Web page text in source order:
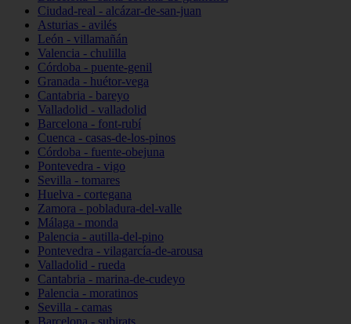
Ciudad-real - alcázar-de-san-juan
Asturias - avilés
León - villamañán
Valencia - chulilla
Córdoba - puente-genil
Granada - huétor-vega
Cantabria - bareyo
Valladolid - valladolid
Barcelona - font-rubí
Cuenca - casas-de-los-pinos
Córdoba - fuente-obejuna
Pontevedra - vigo
Sevilla - tomares
Huelva - cortegana
Zamora - pobladura-del-valle
Málaga - monda
Palencia - autilla-del-pino
Pontevedra - vilagarcía-de-arousa
Valladolid - rueda
Cantabria - marina-de-cudeyo
Palencia - moratinos
Sevilla - camas
Barcelona - subirats